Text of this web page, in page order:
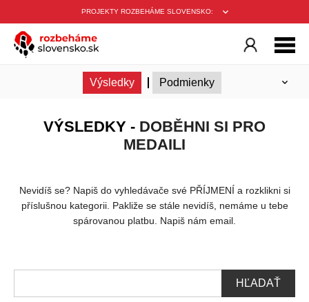
PROJEKTY ROZBEHÁME SLOVENSKO:
Informácie Registrácia
Nahraj aktivitu Zoznam prihlásených
Výsledky Podmienky
VÝSLEDKY - DOBĚHNI SI PRO
MEDAILI
Nevidíš se? Napiš do vyhledávače své PŘÍJMENÍ a rozklikni si
příslušnou kategorii. Pakliže se stále nevidíš, nemáme u tebe
spárovanou platbu. Napiš nám email.
HĽADAŤ